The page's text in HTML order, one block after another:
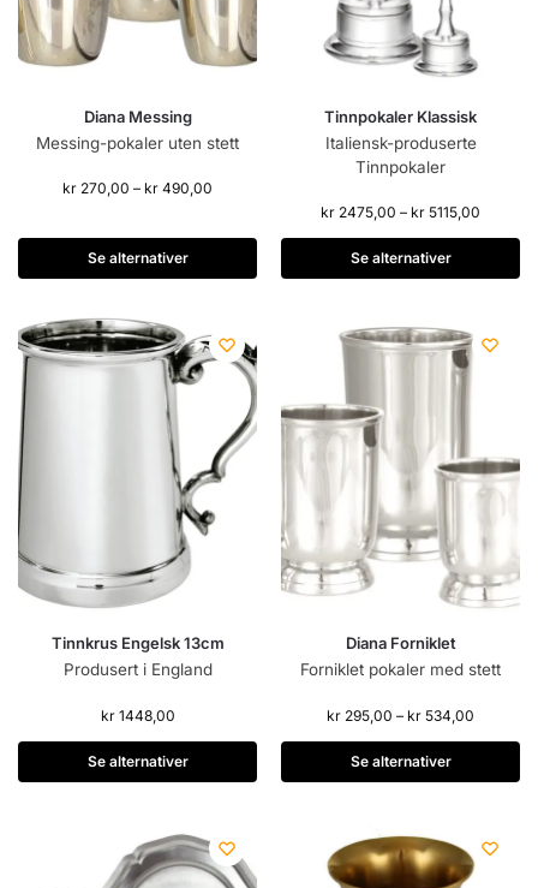
Diana Messing
Messing-pokaler uten stett
kr 270,00 – kr 490,00
Se alternativer
Tinnpokaler Klassisk
Italiensk-produserte
Tinnpokaler
kr 2475,00 – kr 5115,00
Se alternativer
Tinnkrus Engelsk 13cm
Produsert i England
kr1448,00
Se alternativer
Diana Forniklet
Forniklet pokaler med stett
kr 295,00 – kr 534,00
Se alternativer